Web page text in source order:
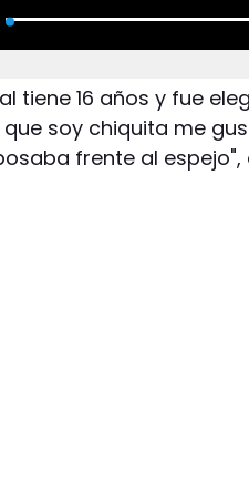
tiene 16 años y fue
soy chiquita me
frente al